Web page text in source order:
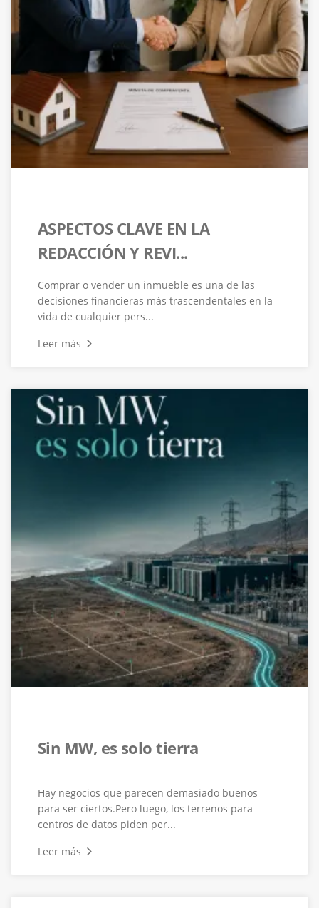
ASPECTOS CLAVE EN LA
REDACCIÓN Y REVI...
Comprar o vender un inmueble es una de las
decisiones financieras más trascendentales en la
vida de cualquier pers...
Leer más
Sin MW, es solo tierra
Hay negocios que parecen demasiado buenos
para ser ciertos.Pero luego, los terrenos para
centros de datos piden per...
Leer más